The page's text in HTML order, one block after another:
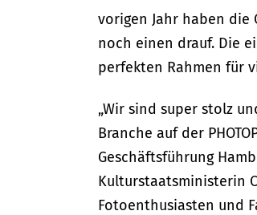
vorigen Jahr haben die
noch einen drauf. Die
perfekten Rahmen für
„Wir sind super stolz
Branche auf der
Geschäftsführung
Kulturstaatsministerin
Fotoenthusiasten und